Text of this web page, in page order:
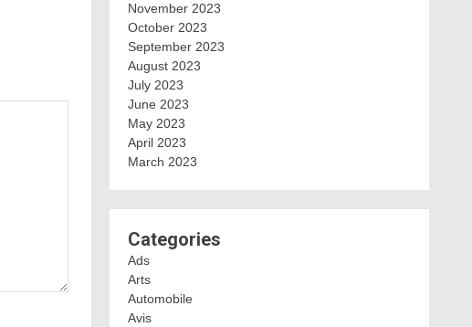
November 2023
October 2023
September 2023
August 2023
July 2023
June 2023
May 2023
April 2023
March 2023
Categories
Ads
Arts
Automobile
Avis